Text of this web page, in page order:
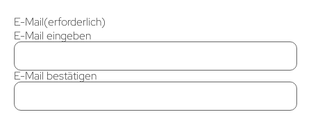
E-Mail(erforderlich)
E-Mail eingeben
E-Mail bestätigen